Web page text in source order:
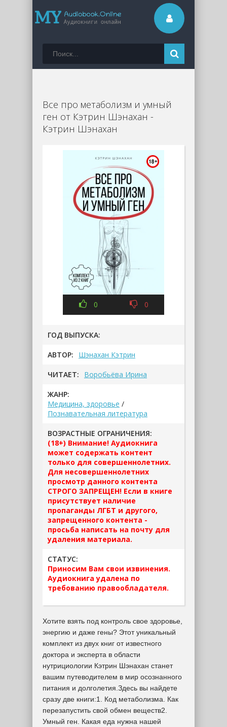
Все про метаболизм и умный
ген от Кэтрин Шэнахан -
Кэтрин Шэнахан
0 0
ГОД ВЫПУСКА:
АВТОР: Шэнахан Кэтрин
ЧИТАЕТ: Воробьёва Ирина
ЖАНР:
Медицина, здоровье /
Познавательная литература
ВОЗРАСТНЫЕ ОГРАНИЧЕНИЯ:
(18+) Внимание! Аудиокнига
может содержать контент
только для совершеннолетних.
Для несовершеннолетних
просмотр данного контента
СТРОГО ЗАПРЕЩЕН! Если в книге
присутствует наличие
пропаганды ЛГБТ и другого,
запрещенного контента -
просьба написать на почту для
удаления материала.
СТАТУС:
Приносим Вам свои извинения.
Аудиокнига удалена по
требованию правообладателя.
Хотите взять под контроль свое здоровье,
энергию и даже гены? Этот уникальный
комплект из двух книг от известного
доктора и эксперта в области
нутрициологии Кэтрин Шэнахан станет
вашим путеводителем в мир осознанного
питания и долголетия.Здесь вы найдете
сразу две книги:1. Код метаболизма. Как
перезапустить свой обмен веществ2.
Умный ген. Какая еда нужна нашей